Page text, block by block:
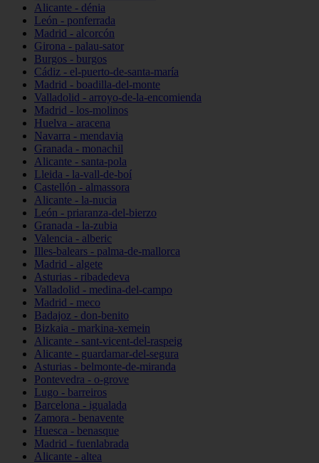
Alicante - dénia
León - ponferrada
Madrid - alcorcón
Girona - palau-sator
Burgos - burgos
Cádiz - el-puerto-de-santa-maría
Madrid - boadilla-del-monte
Valladolid - arroyo-de-la-encomienda
Madrid - los-molinos
Huelva - aracena
Navarra - mendavia
Granada - monachil
Alicante - santa-pola
Lleida - la-vall-de-boí
Castellón - almassora
Alicante - la-nucia
León - priaranza-del-bierzo
Granada - la-zubia
Valencia - alberic
Illes-balears - palma-de-mallorca
Madrid - algete
Asturias - ribadedeva
Valladolid - medina-del-campo
Madrid - meco
Badajoz - don-benito
Bizkaia - markina-xemein
Alicante - sant-vicent-del-raspeig
Alicante - guardamar-del-segura
Asturias - belmonte-de-miranda
Pontevedra - o-grove
Lugo - barreiros
Barcelona - igualada
Zamora - benavente
Huesca - benasque
Madrid - fuenlabrada
Alicante - altea